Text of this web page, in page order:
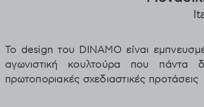
Το design του DINAMO είναι
αγωνιστική κουλτούρα που πάντα
πρωτοποριακές σχεδιαστικές προτάσεις